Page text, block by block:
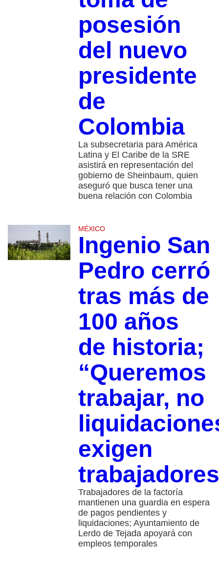
posesión
del nuevo
presidente
de
Colombia
La subsecretaria para América
Latina y El Caribe de la SRE
asistirá en representación del
gobierno de Sheinbaum, quien
aseguró que busca tener una
buena relación con Colombia
MÉXICO
Ingenio San
Pedro cerró
tras más de
100 años
de historia;
“Queremos
trabajar, no
exigen
trabajadores
Trabajadores de la factoría
mantienen una guardia en espera
de pagos pendientes y
liquidaciones; Ayuntamiento de
Lerdo de Tejada apoyará con
empleos temporales